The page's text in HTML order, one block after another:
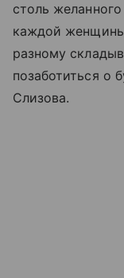
столь
каждой
разному
позаботиться о
Слизова.